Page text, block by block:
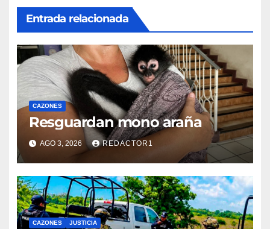
Entrada relacionada
CAZONES
Resguardan mono araña
AGO 3, 2026 REDACTOR1
CAZONES JUSTICIA